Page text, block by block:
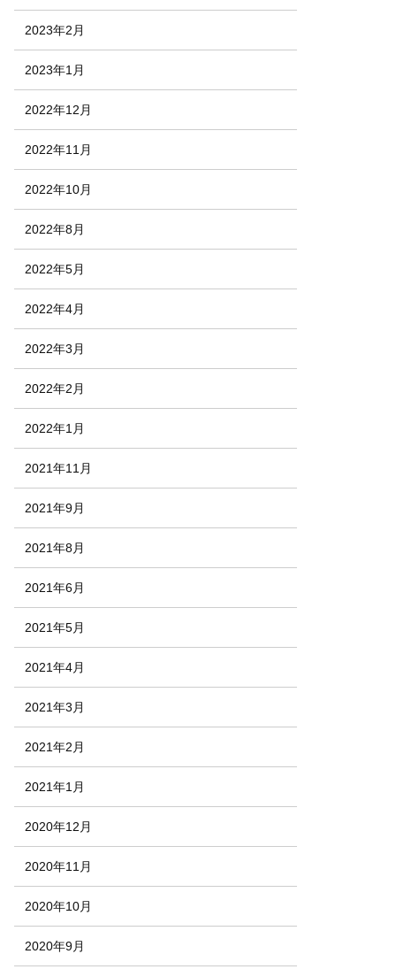
2023年2月
2023年1月
2022年12月
2022年11月
2022年10月
2022年8月
2022年5月
2022年4月
2022年3月
2022年2月
2022年1月
2021年11月
2021年9月
2021年8月
2021年6月
2021年5月
2021年4月
2021年3月
2021年2月
2021年1月
2020年12月
2020年11月
2020年10月
2020年9月